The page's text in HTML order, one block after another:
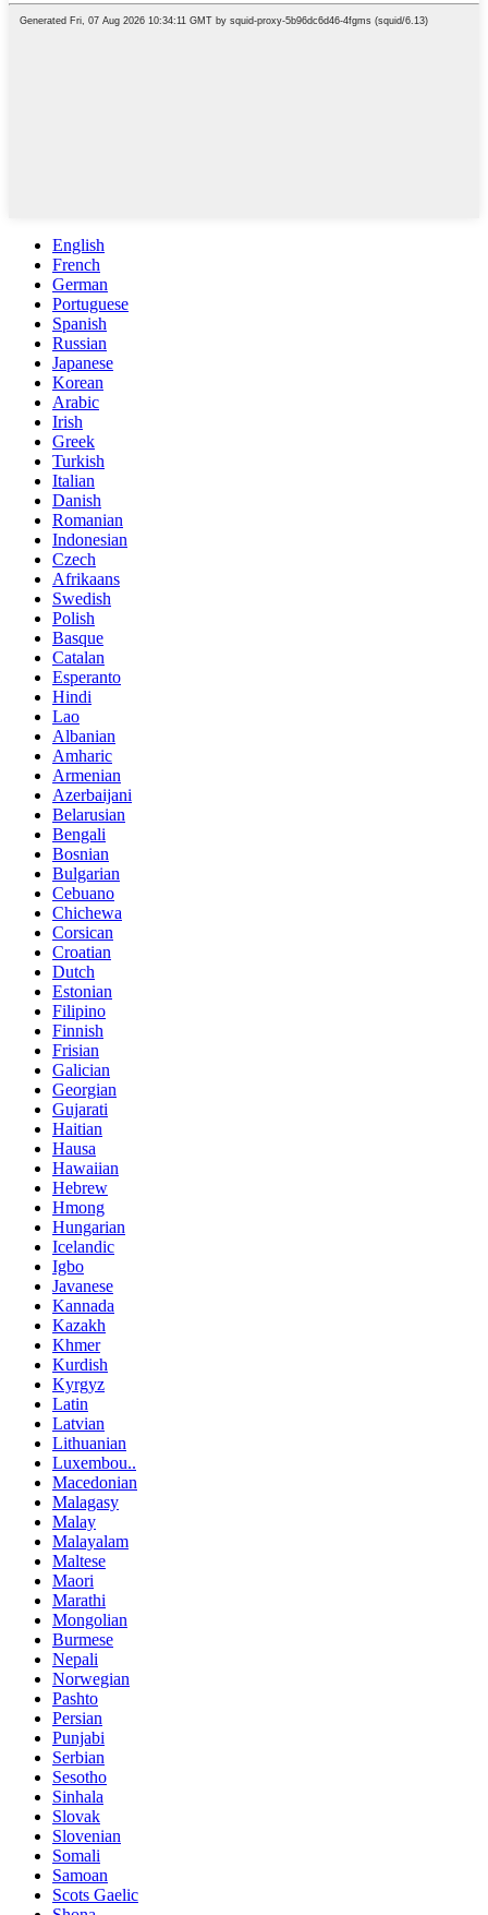
English
French
German
Portuguese
Spanish
Russian
Japanese
Korean
Arabic
Irish
Greek
Turkish
Italian
Danish
Romanian
Indonesian
Czech
Afrikaans
Swedish
Polish
Basque
Catalan
Esperanto
Hindi
Lao
Albanian
Amharic
Armenian
Azerbaijani
Belarusian
Bengali
Bosnian
Bulgarian
Cebuano
Chichewa
Corsican
Croatian
Dutch
Estonian
Filipino
Finnish
Frisian
Galician
Georgian
Gujarati
Haitian
Hausa
Hawaiian
Hebrew
Hmong
Hungarian
Icelandic
Igbo
Javanese
Kannada
Kazakh
Khmer
Kurdish
Kyrgyz
Latin
Latvian
Lithuanian
Luxembou..
Macedonian
Malagasy
Malay
Malayalam
Maltese
Maori
Marathi
Mongolian
Burmese
Nepali
Norwegian
Pashto
Persian
Punjabi
Serbian
Sesotho
Sinhala
Slovak
Slovenian
Somali
Samoan
Scots Gaelic